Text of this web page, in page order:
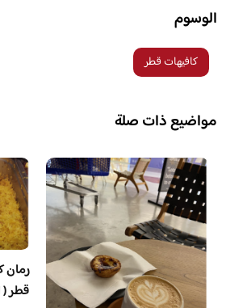
الوسوم
كافيهات قطر
مواضيع ذات صلة
رمان
قطر (